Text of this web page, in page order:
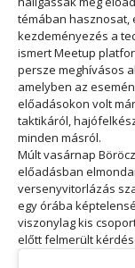
témában hasznosat,
kezdeményezés a
ismert Meetup
persze meghívásos
amelyben az
előadásokon volt
taktikáról,
minden másról.
Múlt vasárnap
előadásban
versenyvitorlázás
egy órába
viszonylag kis
előtt felmerült